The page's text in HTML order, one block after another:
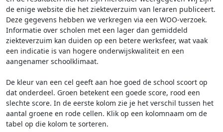
de enige website die het ziekteverzuim van leraren publiceert.
Deze gegevens hebben we verkregen via een WOO-verzoek.
Informatie over scholen met een lager dan gemiddeld
ziekteverzuim kan duiden op een betere werksfeer, wat vaak
een indicatie is van hogere onderwijskwaliteit en een
aangenamer schoolklimaat.
De kleur van een cel geeft aan hoe goed de school scoort op
dat onderdeel. Groen betekent een goede score, rood een
slechte score. In de eerste kolom zie je het verschil tussen het
aantal groene en rode cellen. Klik op een kolomnaam om de
tabel op die kolom te sorteren.